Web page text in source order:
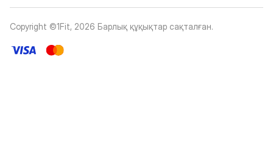
Copyright ©1Fit, 2026 Барлық құқықтар сақталған.